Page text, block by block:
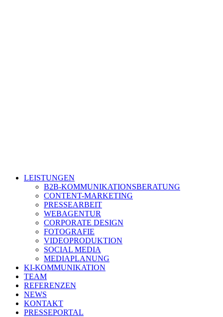
LEISTUNGEN
B2B-KOMMUNIKATIONSBERATUNG
CONTENT-MARKETING
PRESSEARBEIT
WEBAGENTUR
CORPORATE DESIGN
FOTOGRAFIE
VIDEOPRODUKTION
SOCIAL MEDIA
MEDIAPLANUNG
KI-KOMMUNIKATION
TEAM
REFERENZEN
NEWS
KONTAKT
PRESSEPORTAL